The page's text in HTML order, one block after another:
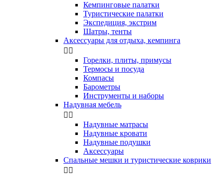
Кемпинговые палатки
Туристические палатки
Экспедиция, экстрим
Шатры, тенты
Аксессуары для отдыха, кемпинга
 
Горелки, плиты, примусы
Термосы и посуда
Компасы
Бapoмeтpы
Инструменты и наборы
Надувная мебель
 
Надувные матрасы
Надувные кровати
Надувные подушки
Аксессуары
Спальные мешки и туристические коврики
 